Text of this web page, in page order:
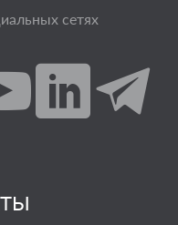
сетях